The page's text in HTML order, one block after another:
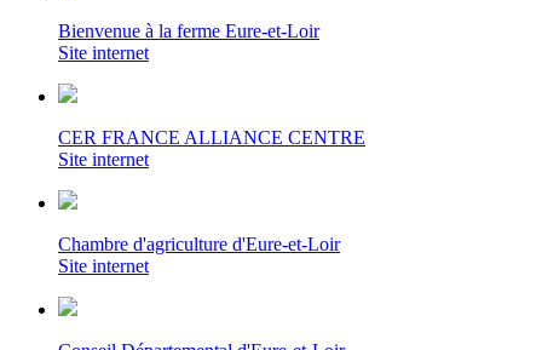
Bienvenue à la ferme Eure-et-Loir
Site internet
CER FRANCE ALLIANCE CENTRE
Site internet
Chambre d'agriculture d'Eure-et-Loir
Site internet